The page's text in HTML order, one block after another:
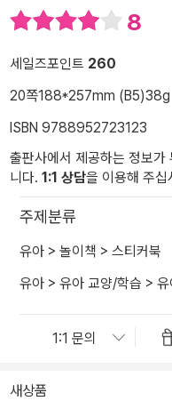
8
세일즈포인트 260
20쪽188*257mm (B5)38g
ISBN 9788952723123
출판사에서 제공하는 정보가
니다. 1:1 상담을 이용해 주십
주제분류
유아 > 놀이책 > 스티커북
유아 > 유아 교양/학습 >
새상품